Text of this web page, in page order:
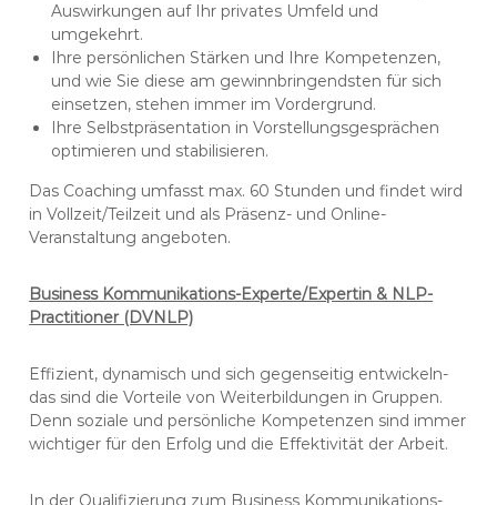
Auswirkungen auf Ihr privates Umfeld und
umgekehrt.
Ihre persönlichen Stärken und Ihre Kompetenzen,
und wie Sie diese am gewinnbringendsten für sich
einsetzen, stehen immer im Vordergrund.
Ihre Selbstpräsentation in Vorstellungsgesprächen
optimieren und stabilisieren.
Das Coaching umfasst max. 60 Stunden und findet wird
in Vollzeit/Teilzeit und als Präsenz- und Online-
Veranstaltung angeboten.
Business Kommunikations-Experte/Expertin & NLP-
Practitioner (DVNLP)
Effizient, dynamisch und sich gegenseitig entwickeln-
das sind die Vorteile von Weiterbildungen in Gruppen.
Denn soziale und persönliche Kompetenzen sind immer
wichtiger für den Erfolg und die Effektivität der Arbeit.
In der Qualifizierung zum Business Kommunikations-